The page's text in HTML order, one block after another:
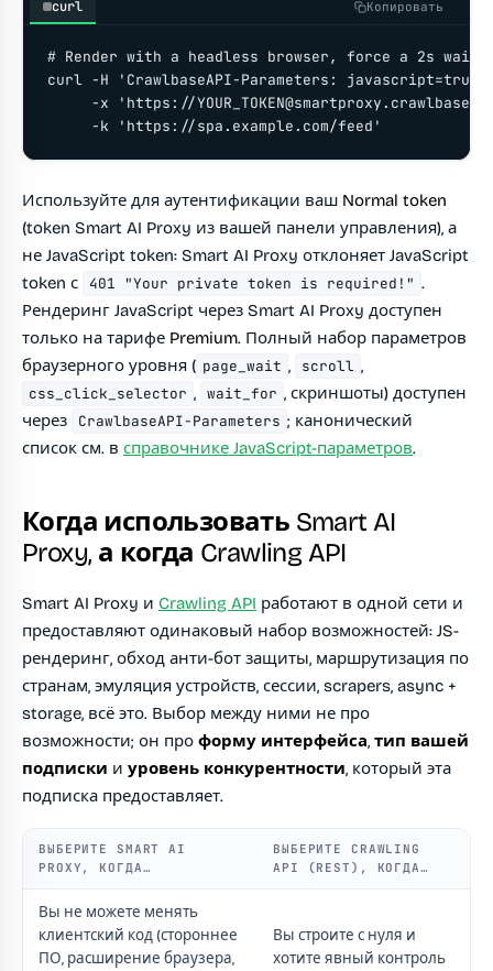
curl Копировать
# Render with a headless browser, force a 2s
curl -H 'CrawlbaseAPI-Parameters:
     -x 'https://
     -k 'https://spa.example.com/feed'
Используйте для аутентификации ваш Normal token
(token Smart AI Proxy из вашей панели управления), а
не JavaScript token: Smart AI Proxy отклоняет JavaScript
token с
401 "Your private token is required!" .
Рендеринг JavaScript через Smart AI Proxy доступен
только на тарифе Premium. Полный набор параметров
браузерного уровня ( page_wait , scroll ,
css_click_selector , wait_for , скриншоты) доступен
через
CrawlbaseAPI-Parameters ; канонический
список см. в справочнике JavaScript-параметров.
Когда использовать Smart AI
Proxy, а когда Crawling API
Smart AI Proxy и Crawling API работают в одной сети и
предоставляют одинаковый набор возможностей: JS-
рендеринг, обход анти-бот защиты, маршрутизация по
странам, эмуляция устройств, сессии, scrapers, async +
storage, всё это. Выбор между ними не про
возможности; он про форму интерфейса, тип вашей
подписки и уровень конкурентности, который эта
подписка предоставляет.
ВЫБЕРИТЕ SMART AI
PROXY, КОГДА…
ВЫБЕРИТЕ CRAWLING
API (REST), КОГДА…
Вы не можете менять
клиентский код (стороннее
ПО, расширение браузера,
Вы строите с нуля и
хотите явный контроль